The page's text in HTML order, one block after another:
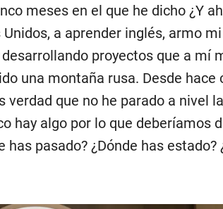
meses en el que he dicho ¿Y
a aprender inglés, armo
proyectos que a mí
una montaña rusa. Desde hace
verdad que no he parado a nivel
hay algo por lo que deberíamos
pasado? ¿Dónde has estado?